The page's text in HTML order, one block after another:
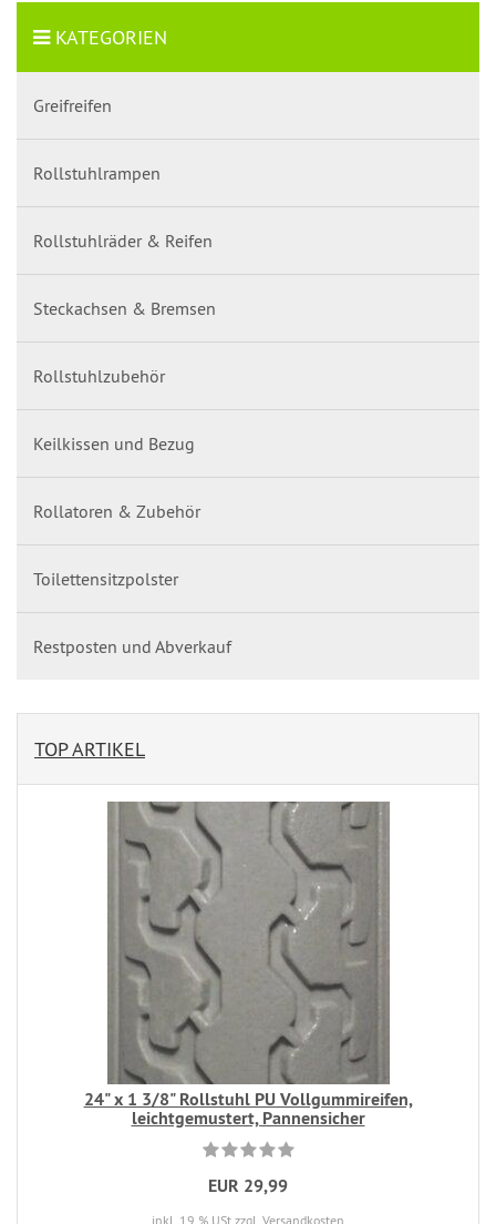
KATEGORIEN
Greifreifen
Rollstuhlrampen
Rollstuhlräder & Reifen
Steckachsen & Bremsen
Rollstuhlzubehör
Keilkissen und Bezug
Rollatoren & Zubehör
Toilettensitzpolster
Restposten und Abverkauf
TOP ARTIKEL
24" x 1 3/8" Rollstuhl PU Vollgummireifen,
leichtgemustert, Pannensicher
EUR 29,99
inkl. 19 % USt zzgl. Versandkosten